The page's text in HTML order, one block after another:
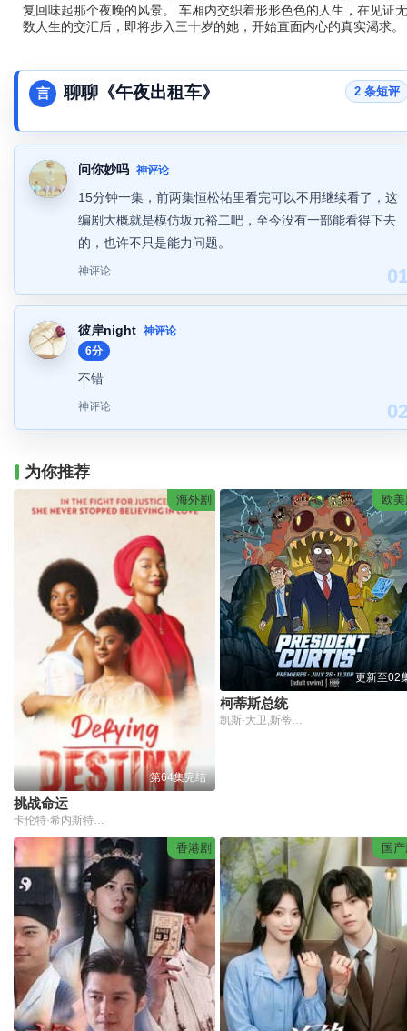
复回味起那个夜晚的风景。 车厢内交织着形形色色的人生，在见证无
数人生的交汇后，即将步入三十岁的她，开始直面内心的真实渴求。
言 聊聊《午夜出租车》 2 条短评
问你妙吗 神评论
15分钟一集，前两集恒松祐里看完可以不用继续看了，这
编剧大概就是模仿坂元裕二吧，至今没有一部能看得下去
的，也许不只是能力问题。
神评论
彼岸night 神评论
6分
不错
神评论
为你推荐
海外剧
第64集完结
挑战命运
卡伦特·希内斯特罗萨
欧
更新至02
柯蒂斯总统
凯斯·大卫,斯蒂芬妮·比翠丝,吉姆·拉什,丹·巴克达尔,凯尔茜·斯科特
香港剧 国